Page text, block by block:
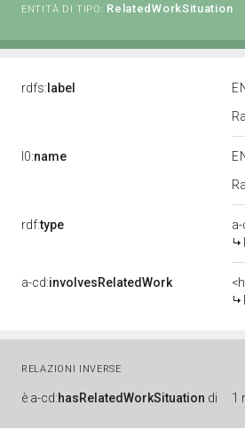
ENTITÀ DI TIPO: RelatedWorkSituation
rdfs: label
l0:name
rdf:type
a-cd:involvesRelatedWork
RELAZIONI INVERSE
è a-cd:hasRelatedWorkSituation di 1